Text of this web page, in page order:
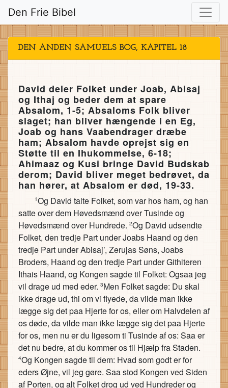
Den Frie Bibel
DEN ANDEN SAMUELS BOG, KAPITEL 18
David deler Folket under Joab, Abisaj
og Ithaj og beder dem at spare
Absalom, 1-5; Absaloms Folk bliver
slaget; han bliver hængende i en Eg,
Joab og hans Vaabendrager dræbe
ham; Absalom havde oprejst sig en
Støtte til en Ihukommelse, 6-18;
Ahimaaz og Kusi bringe David Budskab
derom; David bliver meget bedrøvet, da
han hører, at Absalom er død, 19-33.
1Og David talte Folket, som var hos ham, og han
satte over dem Høvedsmænd over Tusinde og
Høvedsmænd over Hundrede. 2Og David udsendte
Folket, den tredje Part under Joabs Haand og den
tredje Part under Abisaj’, Zerujas Søns, Joabs
Broders, Haand og den tredje Part under Githiteren
Ithais Haand, og Kongen sagde til Folket: Ogsaa jeg
vil drage ud med eder. 3Men Folket sagde: Du skal
ikke drage ud, thi om vi flyede, da vilde man ikke
lægge sig det paa Hjerte for os, eller om Halvdelen af
os døde, da vilde man ikke lægge sig det paa Hjerte
for os, men nu er du ligesom ti Tusinde af os: Saa er
det nu bedre, at du kommer os til Hjælp fra Staden.
4Og Kongen sagde til dem: Hvad som godt er for
eders Øjne, vil jeg gøre. Saa stod Kongen ved Siden
af Porten, og alt Folket drog ud ved Hundreder og